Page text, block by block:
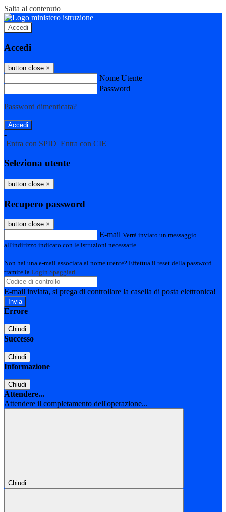
Salta al contenuto
Accedi
Accedi
button close ×
Nome Utente
Password
Password dimenticata?
-
Entra con SPID Entra con CIE
Seleziona utente
button close ×
Recupero password
button close ×
E-mail Verrà inviato un messaggio
all'indirizzo indicato con le istruzioni necessarie.
Non hai una e-mail associata al nome utente? Effettua il reset della password
tramite la Login Spaggiari
E-mail inviata, si prega di controllare la casella di posta elettronica!
Errore
Chiudi
Successo
Chiudi
Informazione
Chiudi
Attendere...
Attendere il completamento dell'operazione...
Chiudi